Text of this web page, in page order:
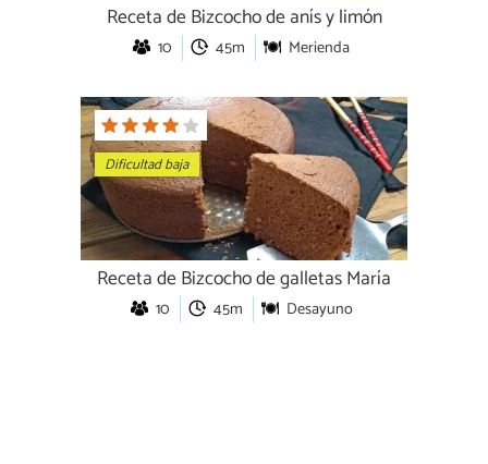
Receta de Bizcocho de anís y limón
10 45m Merienda
Dificultad baja
Receta de Bizcocho de galletas María
10 45m Desayuno